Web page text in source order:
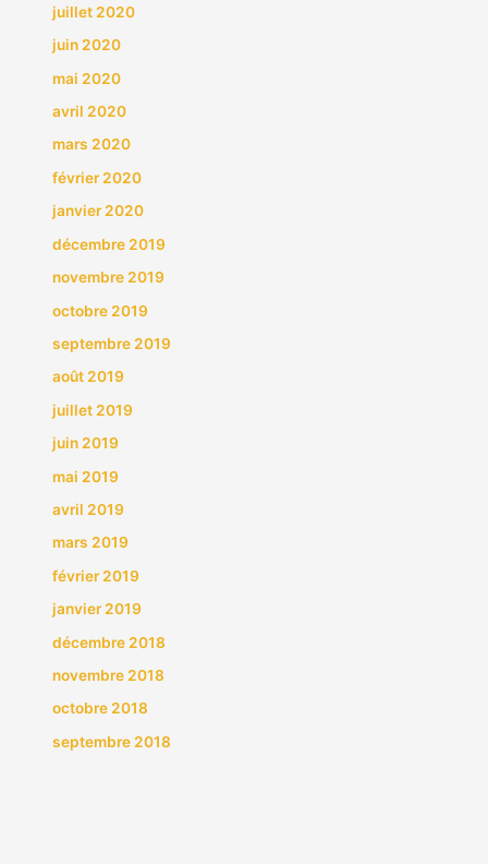
juillet 2020
juin 2020
mai 2020
avril 2020
mars 2020
février 2020
janvier 2020
décembre 2019
novembre 2019
octobre 2019
septembre 2019
août 2019
juillet 2019
juin 2019
mai 2019
avril 2019
mars 2019
février 2019
janvier 2019
décembre 2018
novembre 2018
octobre 2018
septembre 2018